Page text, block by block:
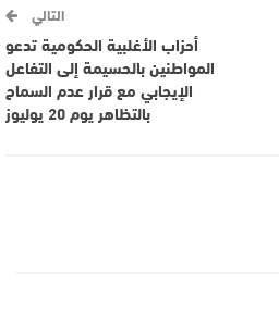
التالي
أحزاب الأغلبية الحكومية تدعو
المواطنين بالحسيمة إلى التفاعل
الإيجابي مع قرار عدم السماح
بالتظاهر يوم 20 يوليوز